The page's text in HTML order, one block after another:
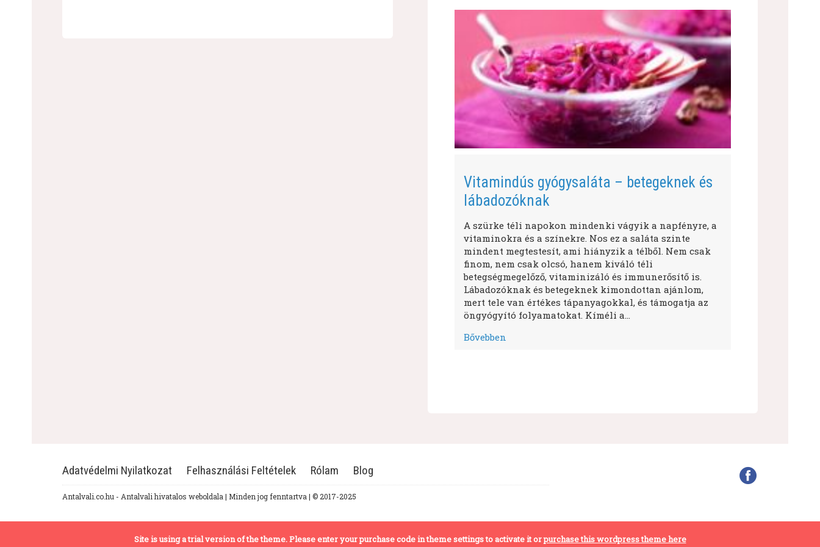
Vitamindús gyógysaláta – betegeknek és
lábadozóknak
A szürke téli napokon mindenki vágyik a napfényre, a
vitaminokra és a színekre. Nos ez a saláta szinte
mindent megtestesít, ami hiányzik a télből. Nem csak
finom, nem csak olcsó, hanem kiváló téli
betegségmegelőző, vitaminizáló és immunerősítő is.
Lábadozóknak és betegeknek kimondottan ajánlom,
mert tele van értékes tápanyagokkal, és támogatja az
öngyógyító folyamatokat. Kíméli a…
Bővebben
Adatvédelmi Nyilatkozat Felhasználási Feltételek Rólam Blog
Antalvali.co.hu - Antalvali hivatalos weboldala | Minden jog fenntartva | © 2017-2025
Site is using a trial version of the theme. Please enter your purchase code in theme settings to activate it orpurchase this wordpress theme here